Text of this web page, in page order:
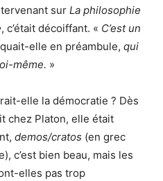
sur La philosophie
, c’était décoiffant. « C’est un
elle en préambule, qui
même. »
elle la démocratie ? Dès
chez Platon, elle était
demos/cratos (en grec
c’est bien beau, mais les
elles pas trop